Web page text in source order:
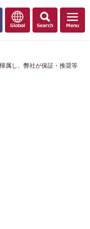
属し、弊社が保証・推奨等